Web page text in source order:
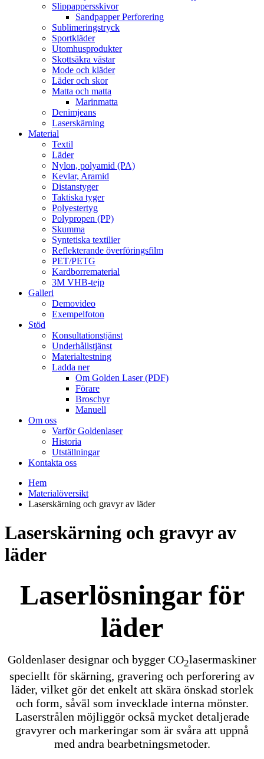
Slippappersskivor
Sandpapper Perforering
Sublimeringstryck
Sportkläder
Utomhusprodukter
Skottsäkra västar
Mode och kläder
Läder och skor
Matta och matta
Marinmatta
Denimjeans
Laserskärning
Material
Textil
Läder
Nylon, polyamid (PA)
Kevlar, Aramid
Distanstyger
Taktiska tyger
Polyestertyg
Polypropen (PP)
Skumma
Syntetiska textilier
Reflekterande överföringsfilm
PET/PETG
Kardborrematerial
3M VHB-tejp
Galleri
Demovideo
Exempelfoton
Stöd
Konsultationstjänst
Underhållstjänst
Materialtestning
Ladda ner
Om Golden Laser (PDF)
Förare
Broschyr
Manuell
Om oss
Varför Goldenlaser
Historia
Utställningar
Kontakta oss
Hem
Materialöversikt
Laserskärning och gravyr av läder
Laserskärning och gravyr av
läder
Laserlösningar för
läder
Goldenlaser designar och bygger CO2lasermaskiner
speciellt för skärning, gravering och perforering av
läder, vilket gör det enkelt att skära önskad storlek
och form, såväl som invecklade interna mönster.
Laserstrålen möjliggör också mycket detaljerade
gravyrer och markeringar som är svåra att uppnå
med andra bearbetningsmetoder.